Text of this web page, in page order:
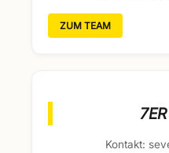
ZUM TEAM
Kontakt: